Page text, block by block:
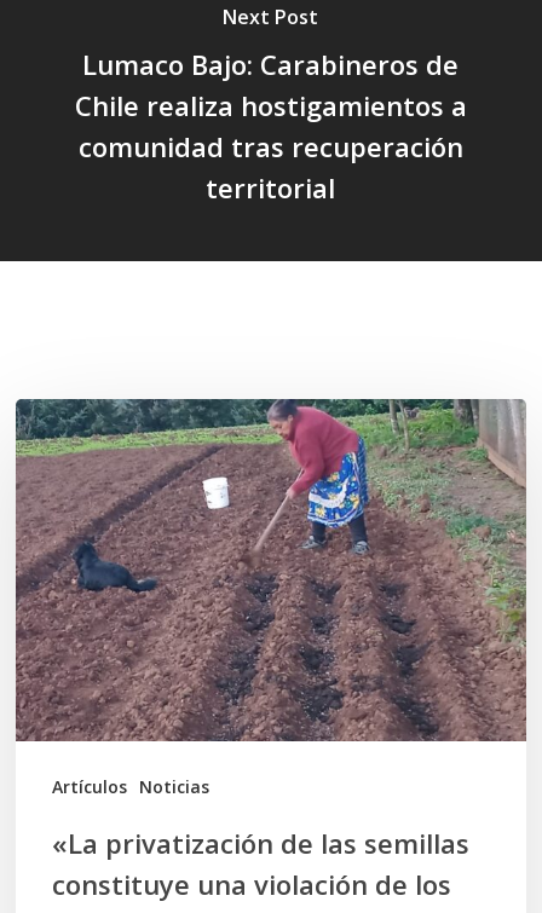
Next Post
Lumaco Bajo: Carabineros de
Chile realiza hostigamientos a
comunidad tras recuperación
territorial
Artículos Noticias
«La
privatización
de
las
semillas
constituye
una
violación
de
Humanos
económicos,
«La privatización de las semillas
constituye una violación de los